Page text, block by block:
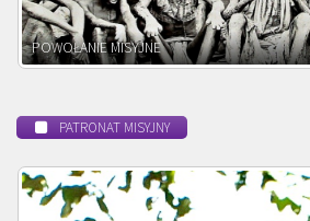
BEATYFIKACJA
PATRONAT MISYJNY